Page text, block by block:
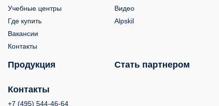
Учебные центры
Где купить
Вакансии
Контакты
Видео
Alpskil
Продукция Стать партнером
Контакты
+7 (495) 544-46-64